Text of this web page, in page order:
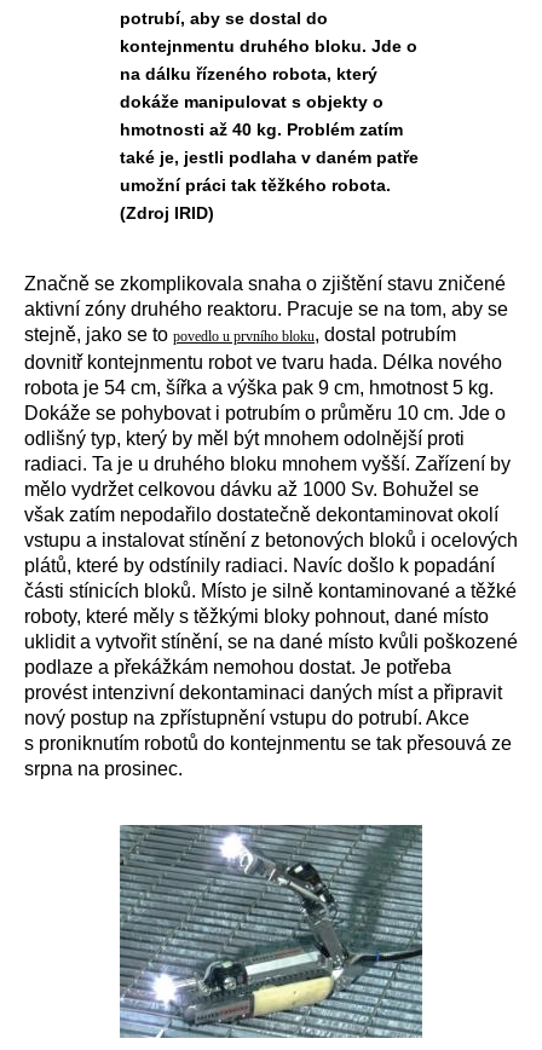
potrubí, aby se dostal do
kontejnmentu druhého bloku. Jde o
na dálku řízeného robota, který
dokáže manipulovat s objekty o
hmotnosti až 40 kg. Problém zatím
také je, jestli podlaha v daném patře
umožní práci tak těžkého robota.
(Zdroj IRID)
Značně se zkomplikovala snaha o zjištění stavu zničené
aktivní zóny druhého reaktoru. Pracuje se na tom, aby se
stejně, jako se to povedlo u prvního bloku, dostal potrubím
dovnitř kontejnmentu robot ve tvaru hada. Délka nového
robota je 54 cm, šířka a výška pak 9 cm, hmotnost 5 kg.
Dokáže se pohybovat i potrubím o průměru 10 cm. Jde o
odlišný typ, který by měl být mnohem odolnější proti
radiaci. Ta je u druhého bloku mnohem vyšší. Zařízení by
mělo vydržet celkovou dávku až 1000 Sv. Bohužel se
však zatím nepodařilo dostatečně dekontaminovat okolí
vstupu a instalovat stínění z betonových bloků i ocelových
plátů, které by odstínily radiaci. Navíc došlo k popadání
části stínicích bloků. Místo je silně kontaminované a těžké
roboty, které měly s těžkými bloky pohnout, dané místo
uklidit a vytvořit stínění, se na dané místo kvůli poškozené
podlaze a překážkám nemohou dostat. Je potřeba
provést intenzivní dekontaminaci daných míst a připravit
nový postup na zpřístupnění vstupu do potrubí. Akce
s proniknutím robotů do kontejnmentu se tak přesouvá ze
srpna na prosinec.